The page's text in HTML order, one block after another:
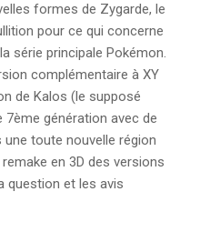
formes de Zygarde, le
pour ce qui concerne
série principale Pokémon.
complémentaire à XY
de Kalos (le supposé
7ème génération avec de
toute nouvelle région
en 3D des versions
question et les avis